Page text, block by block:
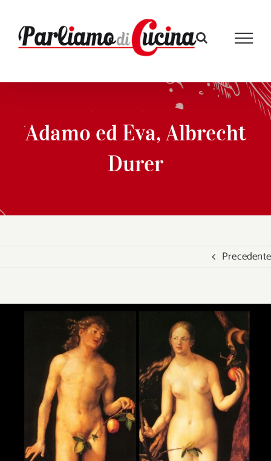
contenuto
Adamo ed Eva, Albrecht
Durer
Precedente